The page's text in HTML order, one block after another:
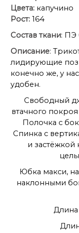
Цвета: капучино
Рост: 164
Состав ткани: ПЭ
Описание:
лидирующие
конечно же, у
удобен.
Свободный
втачного
Полочка с
Спинка с
и застёжкой
Юбка макси,
наклонными